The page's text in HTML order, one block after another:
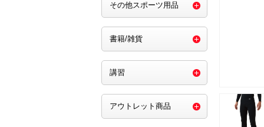
その他スポーツ用品
書籍/雑貨
講習
アウトレット商品